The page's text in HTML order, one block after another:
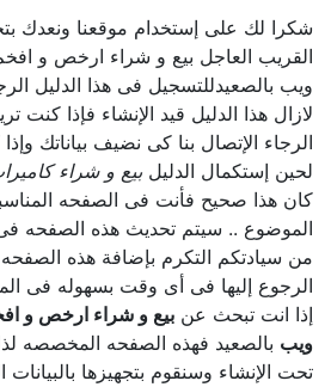
شكرا لك على إستخدام موقعنا ونعدك
القريب العاجل بيع و شراء ارخص و
ويب بالصعيدللتسجيل فى هذا الدليل
لازال هذا الدليل قيد الإنشاء فإذا كنت
الرجاء الإتصال بنا كى نضيف بياناتك
لحين إستكمال الدليلبيع و شراء
كان هذا صحيح فأنت فى الصفحه
الموضوع .. سيتم تحديث هذه الصفحه فى
من سيادتكم التكرم بإضافة هذه الصفحه
الرجوع إليها فى أى وقت بسهوله فى
إذا انت تبحث عنبيع و شراء ارخص و
ويببالصعيد فهذه الصفحه المخصصه
تحت الإنشاء وسنقوم بتجهيزها بالبيانات